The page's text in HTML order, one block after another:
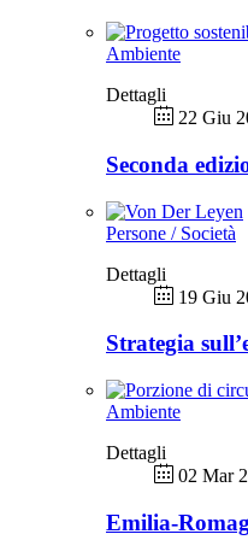
Ambiente
Dettagli
22 Giu
Seconda
Persone / Società
Dettagli
19 Giu
Strategia
Ambiente
Dettagli
02 Mar
Emilia-